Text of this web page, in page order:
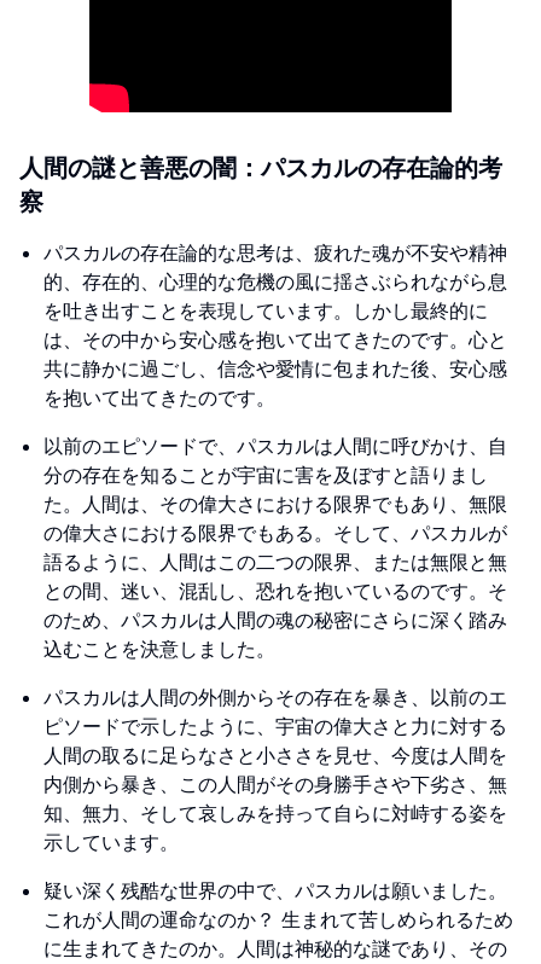
人間の謎と善悪の闇：パスカルの存在論的考
察
パスカルの存在論的な思考は、疲れた魂が不安や精神
的、存在的、心理的な危機の風に揺さぶられながら息
を吐き出すことを表現しています。しかし最終的に
は、その中から安心感を抱いて出てきたのです。心と
共に静かに過ごし、信念や愛情に包まれた後、安心感
を抱いて出てきたのです。
以前のエピソードで、パスカルは人間に呼びかけ、自
分の存在を知ることが宇宙に害を及ぼすと語りまし
た。人間は、その偉大さにおける限界でもあり、無限
の偉大さにおける限界でもある。そして、パスカルが
語るように、人間はこの二つの限界、または無限と無
との間、迷い、混乱し、恐れを抱いているのです。そ
のため、パスカルは人間の魂の秘密にさらに深く踏み
込むことを決意しました。
パスカルは人間の外側からその存在を暴き、以前のエ
ピソードで示したように、宇宙の偉大さと力に対する
人間の取るに足らなさと小ささを見せ、今度は人間を
内側から暴き、この人間がその身勝手さや下劣さ、無
知、無力、そして哀しみを持って自らに対峙する姿を
示しています。
疑い深く残酷な世界の中で、パスカルは願いました。
これが人間の運命なのか？ 生まれて苦しめられるため
に生まれてきたのか。人間は神秘的な謎であり、その